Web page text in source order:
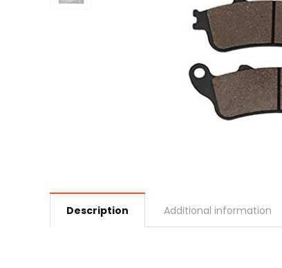
Description Additional information